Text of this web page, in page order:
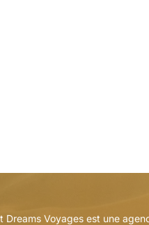
Dreams Voyages est une